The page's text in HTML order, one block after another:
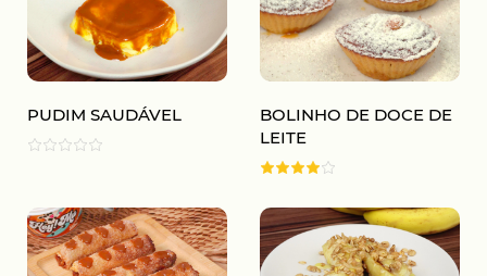
PUDIM SAUDÁVEL
BOLINHO DE DOCE DE
LEITE